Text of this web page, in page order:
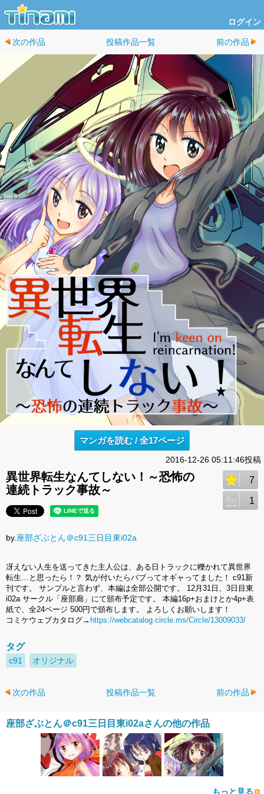
ログイン
次の作品 投稿作品一覧 前の作品
マンガを読む / 全17ページ
2016-12-26 05:11:46投稿
異世界転生なんてしない！～恐怖の
連続トラック事故～
7
1
by.座部ざぶとん＠c91三日目東i02a
冴えない人生を送ってきた主人公は、ある日トラックに轢かれて異世界
転生…と思ったら！？ 気が付いたらバブってオギャってました！ c91新
刊です。 サンプルと言わず、本編は全部公開です。 12月31日、3日目東
i02a サークル「座部廊」にて頒布予定です。 本編16p+おまけとか4p+表
紙で、全24ページ 500円で頒布します。 よろしくお願いします！
コミケウェブカタログ→ https://webcatalog.circle.ms/Circle/13009033/
タグ
c91 オリジナル
次の作品 投稿作品一覧 前の作品
座部ざぶとん＠c91三日目東i02aさんの他の作品
もっと見る